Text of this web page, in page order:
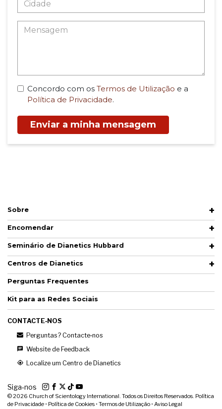
Concordo com os Termos de Utilização e a
Política de Privacidade.
Enviar a minha mensagem
Sobre
Encomendar
Seminário de Dianetics Hubbard
Centros de Dianetics
Perguntas Frequentes
Kit para as Redes Sociais
CONTACTE‑NOS
Perguntas? Contacte‑nos
Website de Feedback
Localize um Centro de Dianetics
Siga‑nos
© 2026 Church of Scientology International. Todos os Direitos Reservados. Política
de Privacidade • Política de Cookies • Termos de Utilização • Aviso Legal